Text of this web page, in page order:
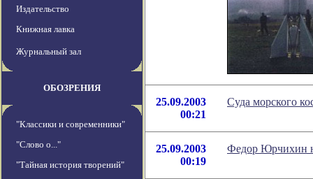
Издательство
Книжная лавка
Журнальный зал
ОБОЗРЕНИЯ
"Классики и современники"
"Слово о..."
"Тайная история творений"
25.09.2003
00:21
Суда морского
25.09.2003
00:19
Федор Юрчихин